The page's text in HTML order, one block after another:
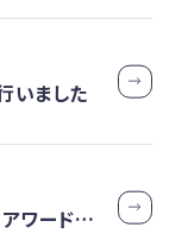
いました
【26卒】ワンキャリアの「就活クチコミアワード2025 地方都市部門」で第10位に入賞しました！